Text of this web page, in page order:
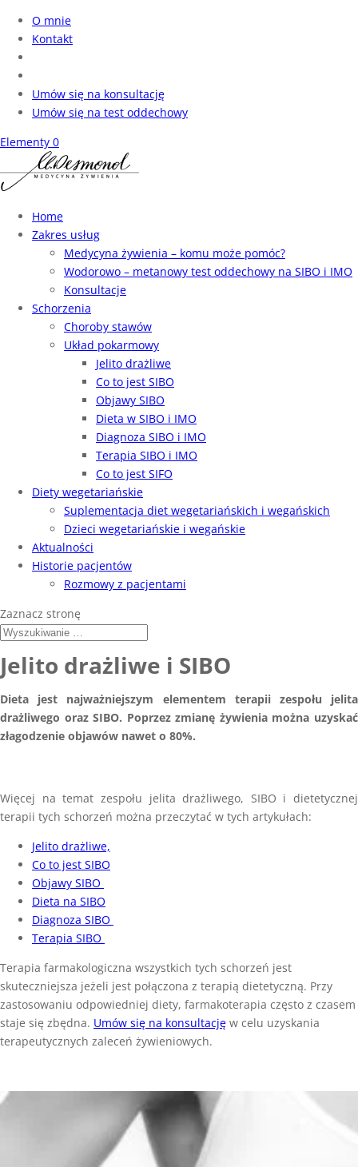
O mnie
Kontakt
Umów się na konsultację
Umów się na test oddechowy
Elementy 0
Home
Zakres usług
Medycyna żywienia – komu może pomóc?
Wodorowo – metanowy test oddechowy na SIBO i IMO
Konsultacje
Schorzenia
Choroby stawów
Układ pokarmowy
Jelito drażliwe
Co to jest SIBO
Objawy SIBO
Dieta w SIBO i IMO
Diagnoza SIBO i IMO
Terapia SIBO i IMO
Co to jest SIFO
Diety wegetariańskie
Suplementacja diet wegetariańskich i wegańskich
Dzieci wegetariańskie i wegańskie
Aktualności
Historie pacjentów
Rozmowy z pacjentami
Zaznacz stronę
Jelito drażliwe i SIBO
Dieta jest najważniejszym elementem terapii zespołu jelita
drażliwego oraz SIBO. Poprzez zmianę żywienia można uzyskać
złagodzenie objawów nawet o 80%.
Więcej na temat zespołu jelita drażliwego, SIBO i dietetycznej
terapii tych schorzeń można przeczytać w tych artykułach:
Jelito drażliwe,
Co to jest SIBO
Objawy SIBO
Dieta na SIBO
Diagnoza SIBO
Terapia SIBO
Terapia farmakologiczna wszystkich tych schorzeń jest
skuteczniejsza jeżeli jest połączona z terapią dietetyczną. Przy
zastosowaniu odpowiedniej diety, farmakoterapia często z czasem
staje się zbędna. Umów się na konsultację w celu uzyskania
terapeutycznych zaleceń żywieniowych.